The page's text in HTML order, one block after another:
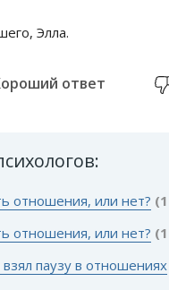
Элла.
ответ
отношения, или нет?
отношения, или нет?
паузу в отношениях